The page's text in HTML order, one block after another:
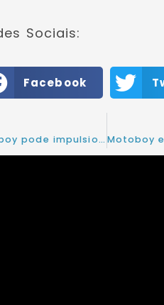
Sociais:
Facebook
Como o Serviço de Motoboy pode impulsionar vendas online